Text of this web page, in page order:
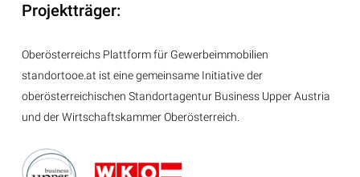
Projektträger:
Oberösterreichs Plattform für Gewerbeimmobilien
standortooe.at ist eine gemeinsame Initiative der
oberösterreichischen Standortagentur Business Upper Austria
und der Wirtschaftskammer Oberösterreich.